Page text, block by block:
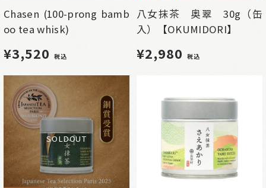
Chasen (100-prong bamb
oo tea whisk)
¥3,520 税込
八女抹茶 奥翠 30g（缶
入）【OKUMIDORI】
¥2,980 税込
SOLDOUT